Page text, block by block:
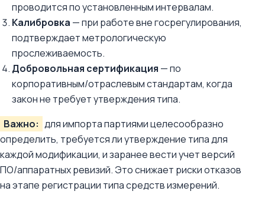
проводится по установленным интервалам.
Калибровка — при работе вне госрегулирования,
подтверждает метрологическую
прослеживаемость.
Добровольная сертификация — по
корпоративным/отраслевым стандартам, когда
закон не требует утверждения типа.
Важно: для импорта партиями целесообразно
определить, требуется ли утверждение типа для
каждой модификации, и заранее вести учет версий
ПО/аппаратных ревизий. Это снижает риски отказов
на этапе регистрации типа средств измерений.